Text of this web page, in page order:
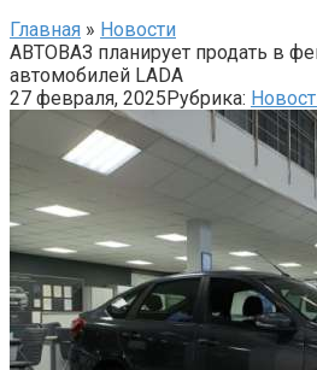
Главная » Новости
АВТОВАЗ планирует продать в
автомобилей LADA
27 февраля, 2025Рубрика: